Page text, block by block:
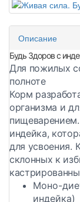
Описание
Будь Здоров с
Для пожилых
полноте
Корм
организма и
индейка,
для усвоения.
склонных к
Моно-
индейка)